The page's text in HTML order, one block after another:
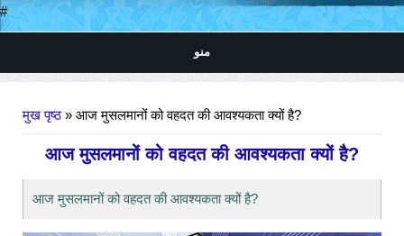
#
منو
मुख पृष्ठ» आज मुसलमानों को वहदत की आवश्यकता क्यों है?
आज मुसलमानों को वहदत की आवश्यकता क्यों है?
आज मुसलमानों को वहदत की आवश्यकता क्यों है?